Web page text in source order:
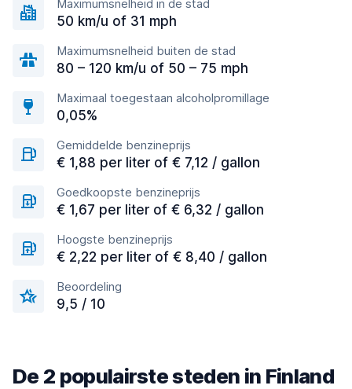
Maximumsnelheid in de stad
50 km/u of 31 mph
Maximumsnelheid buiten de stad
80 – 120 km/u of 50 – 75 mph
Maximaal toegestaan alcoholpromillage
0,05%
Gemiddelde benzineprijs
€ 1,88 per liter of € 7,12 / gallon
Goedkoopste benzineprijs
€ 1,67 per liter of € 6,32 / gallon
Hoogste benzineprijs
€ 2,22 per liter of € 8,40 / gallon
Beoordeling
9,5 / 10
De 2 populairste steden in Finland